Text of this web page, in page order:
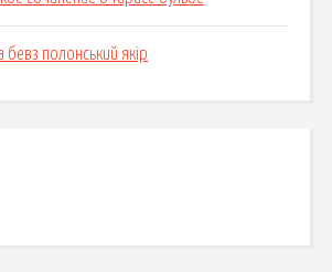
бевз полонський якір